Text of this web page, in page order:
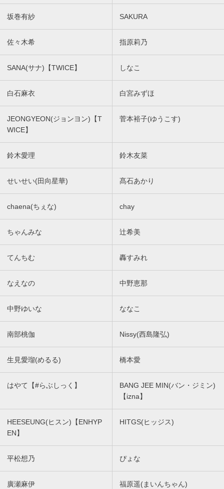
坂巻有紗 SAKURA
佐々木希 指原莉乃
SANA(サナ)【TWICE】 しなこ
白石麻衣 白宮みずほ
JEONGYEON(ジョンヨン)【T
WICE】
菅本裕子(ゆうこす)
鈴木愛理 鈴木友菜
せいせい(田向星華) 髙石あかり
chaena(ちぇな) chay
ちゃんみな 辻希美
てんちむ 轟すみれ
なえなの 中野恵那
中野ゆいな ななこ
南部桃伽 Nissy(西島隆弘)
生見愛瑠(めるる) 橋本愛
はやて【#らぶしっく】
BANG JEE MIN(バン・ジミン)
【izna】
HEESEUNG(ヒスン)【ENHYP
EN】
HITGS(ヒッジス)
平松想乃 ぴょな
廣瀬麻伊 福原遥(まいんちゃん)